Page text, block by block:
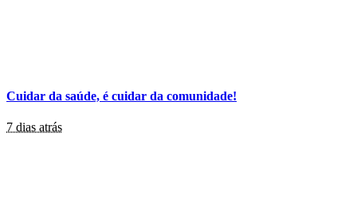
Cuidar da saúde, é cuidar da comunidade!
7 dias atrás